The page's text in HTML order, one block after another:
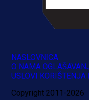
NASLOVNICA
O NAMA
USLOVI KORIŠTENJA
Copyright 2011-2026